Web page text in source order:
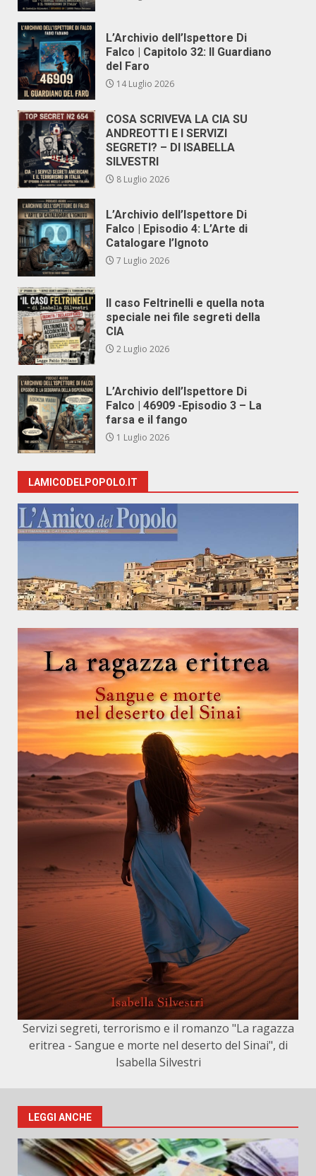
L’Archivio dell’Ispettore Di
Falco | Capitolo 32: Il Guardiano
del Faro
14 Luglio 2026
COSA SCRIVEVA LA CIA SU
ANDREOTTI E I SERVIZI
SEGRETI? – DI ISABELLA
SILVESTRI
8 Luglio 2026
L’Archivio dell’Ispettore Di
Falco | Episodio 4: L’Arte di
Catalogare l’Ignoto
7 Luglio 2026
Il caso Feltrinelli e quella nota
speciale nei file segreti della
CIA
2 Luglio 2026
L’Archivio dell’Ispettore Di
Falco | 46909 -Episodio 3 – La
farsa e il fango
1 Luglio 2026
LAMICODELPOPOLO.IT
Servizi segreti, terrorismo e il romanzo "La ragazza
eritrea - Sangue e morte nel deserto del Sinai", di
Isabella Silvestri
LEGGI ANCHE